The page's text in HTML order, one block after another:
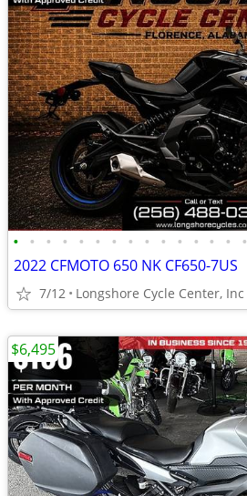
• • • • • • • • • • • • • • •
2022 CFMOTO 650 NK CF650-7US
7/12 Longshore Cycle Center, Inc
$6,495